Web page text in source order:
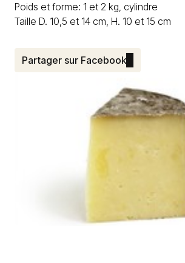
Poids et forme: 1 et 2 kg, cylindre
Taille D. 10,5 et 14 cm, H. 10 et 15 cm
Partager sur Facebook